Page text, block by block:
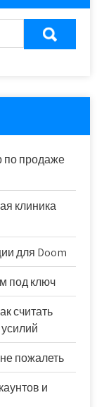
по продаже
клиника
для Doom
под ключ
считать
пожалеть
и